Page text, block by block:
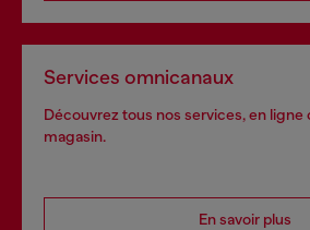
Services omnicanaux
Découvrez tous nos services, en ligne
magasin.
En savoir plus